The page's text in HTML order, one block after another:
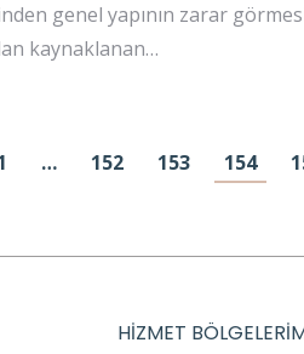
genel yapının zarar
kaynaklanan…
… 152 153 154
HİZMET